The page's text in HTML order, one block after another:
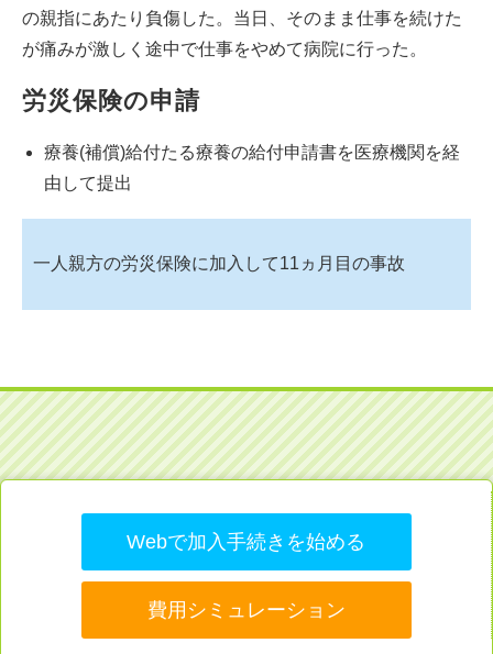
の親指にあたり負傷した。当日、そのまま仕事を続けた
が痛みが激しく途中で仕事をやめて病院に行った。
労災保険の申請
療養(補償)給付たる療養の給付申請書を医療機関を経
由して提出
一人親方の労災保険に加入して11ヵ月目の事故
Webで加入手続きを始める
費用シミュレーション